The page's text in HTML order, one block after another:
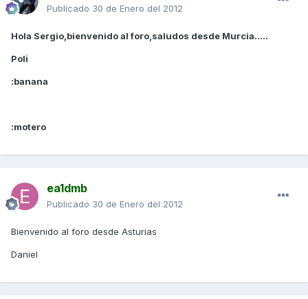
Publicado 30 de Enero del 2012
Hola Sergio,bienvenido al foro,saludos desde Murcia.....
Poli
:banana
:motero
ea1dmb
Publicado 30 de Enero del 2012
Bienvenido al foro desde Asturias
Daniel